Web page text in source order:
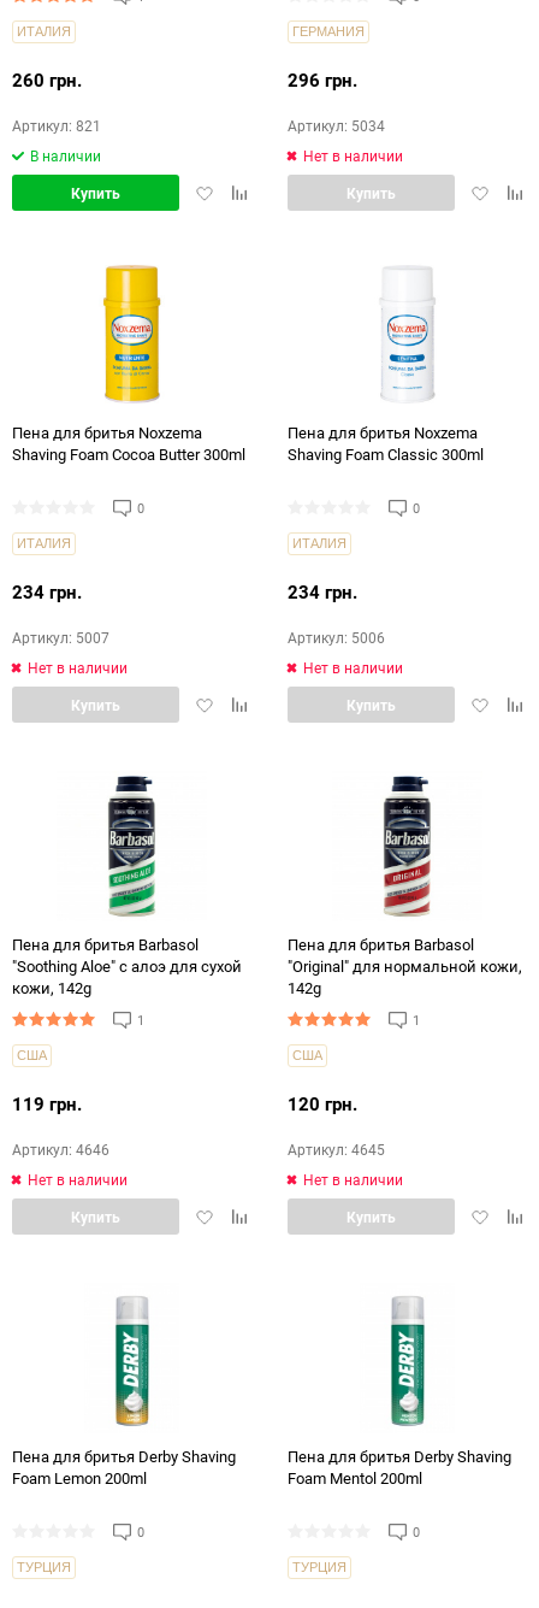
ИТАЛИЯ
260 грн.
Артикул: 821
В наличии
ДобавитьДобавить
Купить
ГЕРМАНИЯ
296 грн.
Артикул: 5034
Нет в наличии
Купить
Пена для бритья Noxzema
Shaving Foam Cocoa Butter 300ml
0
ИТАЛИЯ
234 грн.
Артикул: 5007
Нет в наличии
ДобавитьДобавить
Купить
Пена для бритья Noxzema
Shaving Foam Classic 300ml
0
ИТАЛИЯ
234 грн.
Артикул: 5006
Нет в наличии
Купить
Пена для бритья Barbasol
"Soothing Aloe" с алоэ для сухой
кожи, 142g
1
США
119 грн.
Артикул: 4646
Нет в наличии
ДобавитьДобавить
Купить
Пена для бритья Barbasol
"Original" для нормальной кожи,
142g
1
США
120 грн.
Артикул: 4645
Нет в наличии
Купить
Пена для бритья Derby Shaving
Foam Lemon 200ml
0
ТУРЦИЯ
Пена для бритья Derby Shaving
Foam Mentol 200ml
0
ТУРЦИЯ